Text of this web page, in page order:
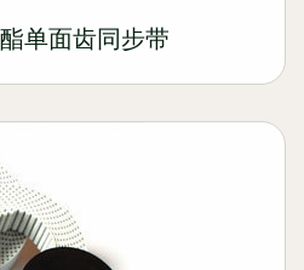
单面齿同步带